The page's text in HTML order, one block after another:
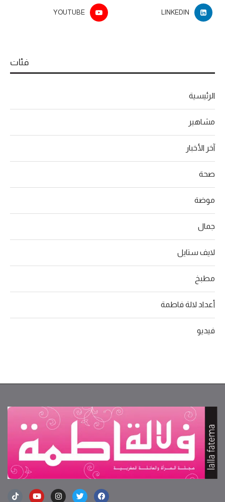
LINKEDIN
YOUTUBE
فئات
الرئيسية
مشاهير
آخر الأخبار
صحة
موضة
جمال
لايف ستايل
مطبخ
أعداد لالة فاطمة
فيديو